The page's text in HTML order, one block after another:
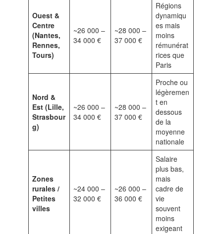
Ouest &
Centre
(Nantes,
Rennes,
Tours)
~26 000 –
34 000 €
~28 000 –
37 000 €
Régions
dynamiqu
es mais
moins
rémunérat
rices que
Paris
Nord &
Est (Lille,
Strasbour
g)
~26 000 –
34 000 €
~28 000 –
37 000 €
Proche ou
légèremen
t en
dessous
de la
moyenne
nationale
Zones
rurales /
Petites
villes
~24 000 –
32 000 €
~26 000 –
36 000 €
Salaire
plus bas,
mais
cadre de
vie
souvent
moins
exigeant